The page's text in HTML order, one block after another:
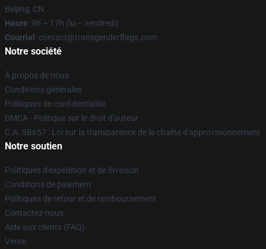
Beijing, CN
Heure: 9h – 17h (lu – vendredi)
Courriel : contact@transgenderflags.com
Notre société
À propos de nous
Conditions générales
Politiques de confidentialité
DMCA - Politique sur le droit d'auteur
C.A. SB657 : Loi sur la transparence de la chaîne d'approvisionnement
Notre soutien
Politiques d'expédition et de livraison
Conditions de paiement
Politiques de retour et de remboursement
Contactez-nous
Aide aux clients (FAQ)
Vente